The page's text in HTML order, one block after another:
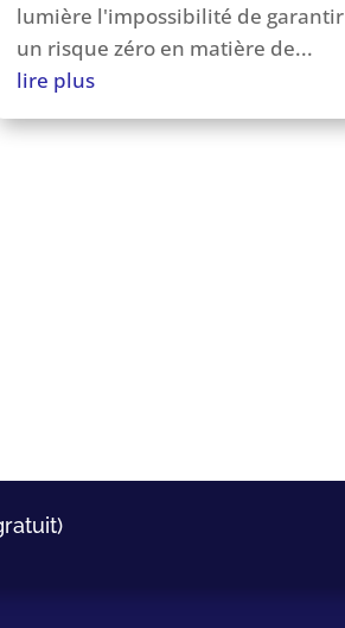
lumière l'impossibilité de garantir
un risque zéro en matière de...
lire plus